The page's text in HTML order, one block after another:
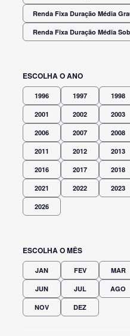
Renda Fixa Duração Média
Renda Fixa Duração Média
ESCOLHA O ANO
1996 1997 1998
2001 2002 2003
2006 2007 2008
2011 2012 2013
2016 2017 2018
2021 2022 2023
2026
ESCOLHA O MÊS
JAN FEV MAR
JUN JUL AGO
NOV DEZ